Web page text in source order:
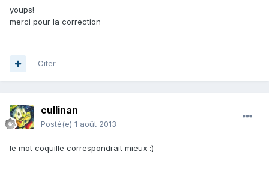
youps!
merci pour la correction
Citer
cullinan
Posté(e) 1 août 2013
le mot coquille correspondrait mieux :)